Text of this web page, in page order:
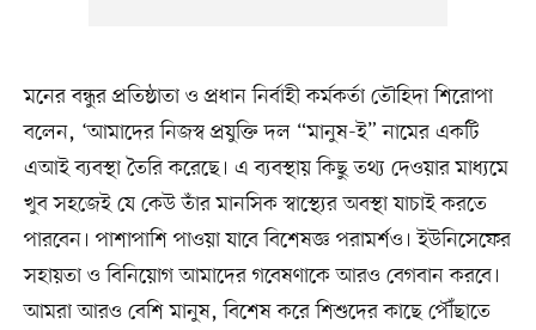
মনের বন্ধুর প্রতিষ্ঠাতা ও প্রধান নির্বাহী কর্মকর্তা তৌহিদা শিরোপা
বলেন, ‘আমাদের নিজস্ব প্রযুক্তি দল “মানুষ-ই” নামের একটি
এআই ব্যবস্থা তৈরি করেছে। এ ব্যবস্থায় কিছু তথ্য দেওয়ার মাধ্যমে
খুব সহজেই যে কেউ তাঁর মানসিক স্বাস্থ্যের অবস্থা যাচাই করতে
পারবেন। পাশাপাশি পাওয়া যাবে বিশেষজ্ঞ পরামর্শও। ইউনিসেফের
সহায়তা ও বিনিয়োগ আমাদের গবেষণাকে আরও বেগবান করবে।
আমরা আরও বেশি মানুষ, বিশেষ করে শিশুদের কাছে পৌঁছাতে